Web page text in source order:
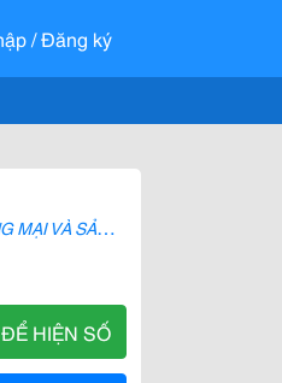
/ Đăng ký
C
ÔNG TY TNHH THƯƠNG MẠI VÀ SẢN XUẤT H2T
HIỆN SỐ